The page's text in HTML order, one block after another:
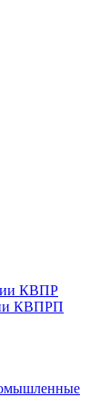
КВПР
КВПРП